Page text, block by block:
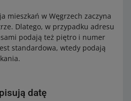
mieszkań w Węgrzech zaczyna
Dlatego, w przypadku adresu
podają też piętro i numer
standardowa, wtedy podają
datę